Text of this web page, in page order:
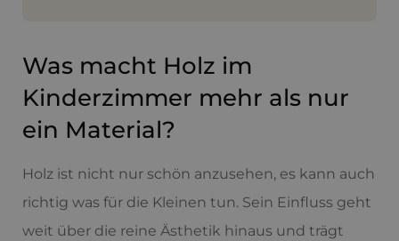
Was macht Holz im
Kinderzimmer mehr als nur
ein Material?
Holz ist nicht nur schön anzusehen, es kann auch
richtig was für die Kleinen tun. Sein Einfluss geht
weit über die reine Ästhetik hinaus und trägt